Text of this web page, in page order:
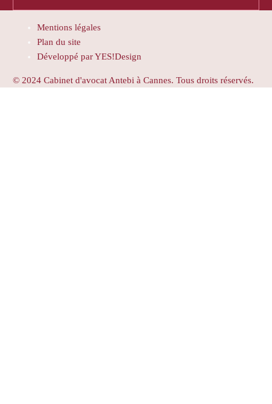
Mentions légales
Plan du site
Développé par YES!Design
© 2024 Cabinet d'avocat Antebi à Cannes. Tous droits réservés.